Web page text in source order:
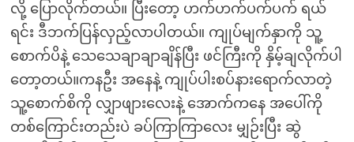
လို့ ပြောလိုက်တယ်။ ပြီးတော့ ဟက်ဟက်ပက်ပက် ရယ်
ရင်း ဒီဘက်ပြန်လှည့်လာပါတယ်။ ကျုပ်မျက်နှာကို သူ့
စောက်ပိနဲ့ သေသေချာချာချိန်ပြီး ဖင်ကြီးကို နှိမ့်ချလိုက်ပါ
တော့တယ်။ကနဦး အနေနဲ့ ကျုပ်ပါးစပ်နားရောက်လာတဲ့
သူ့စောက်စိကို လျှာဖျားလေးနဲ့ အောက်ကနေ အပေါ်ကို
တစ်ကြောင်းတည်းပဲ ခပ်ကြာကြာလေး မျှဉ်းပြီး ဆွဲ